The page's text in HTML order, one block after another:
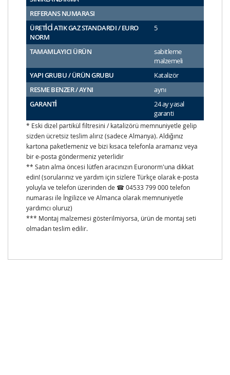
REFERANS NUMARASI
ÜRETİCİ ATIK GAZ STANDARDI / EURO
NORM
5
TAMAMLAYICI ÜRÜN
sabitleme
malzemeli
YAPI GRUBU / ÜRÜN GRUBU
Katalizör
RESME BENZER / AYNI
aynı
GARANTİ
24 ay yasal
garanti
* Eski dizel partikül filtresini / katalizörü memnuniyetle gelip
sizden ücretsiz teslim alırız (sadece Almanya). Aldığınız
kartona paketlemeniz ve bizi kısaca telefonla aramanız veya
bir e-posta göndermeniz yeterlidir
** Satın alma öncesi lütfen aracınızın Euronorm'una dikkat
edin! (sorularınız ve yardım için sizlere Türkçe olarak e-posta
yoluyla ve telefon üzerinden de ☎ 04533 799 000 telefon
numarası ile İngilizce ve Almanca olarak memnuniyetle
yardımcı oluruz)
*** Montaj malzemesi gösterilmiyorsa, ürün de montaj seti
olmadan teslim edilir.